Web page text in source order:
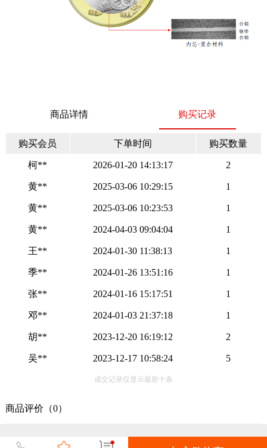
商品详情 购买记录
购买会员 下单时间 购买数量
柯** 2026-01-20 14:13:17 2
黄** 2025-03-06 10:29:15 1
黄** 2025-03-06 10:23:53 1
黄** 2024-04-03 09:04:04 1
王** 2024-01-30 11:38:13 1
季** 2024-01-26 13:51:16 1
张** 2024-01-16 15:17:51 1
邓** 2024-01-03 21:37:18 1
胡** 2023-12-20 16:19:12 2
吴** 2023-12-17 10:58:24 5
成交记录仅显示最新十条
商品评价（0）